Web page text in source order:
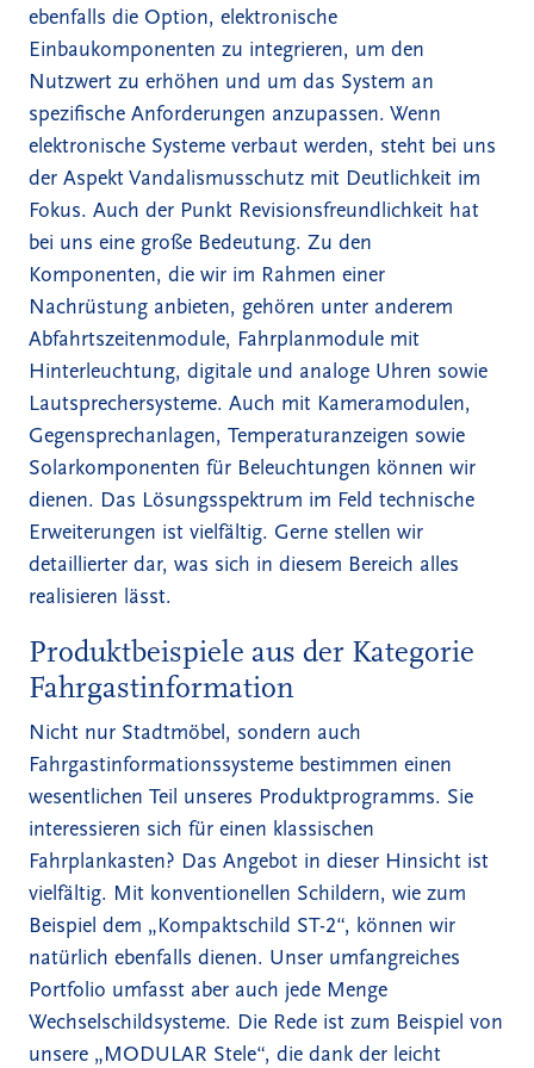
ebenfalls die Option, elektronische
Einbaukomponenten zu integrieren, um den
Nutzwert zu erhöhen und um das System an
spezifische Anforderungen anzupassen. Wenn
elektronische Systeme verbaut werden, steht bei uns
der Aspekt Vandalismusschutz mit Deutlichkeit im
Fokus. Auch der Punkt Revisionsfreundlichkeit hat
bei uns eine große Bedeutung. Zu den
Komponenten, die wir im Rahmen einer
Nachrüstung anbieten, gehören unter anderem
Abfahrtszeitenmodule, Fahrplanmodule mit
Hinterleuchtung, digitale und analoge Uhren sowie
Lautsprechersysteme. Auch mit Kameramodulen,
Gegensprechanlagen, Temperaturanzeigen sowie
Solarkomponenten für Beleuchtungen können wir
dienen. Das Lösungsspektrum im Feld technische
Erweiterungen ist vielfältig. Gerne stellen wir
detaillierter dar, was sich in diesem Bereich alles
realisieren lässt.
Produktbeispiele aus der Kategorie
Fahrgastinformation
Nicht nur Stadtmöbel, sondern auch
Fahrgastinformationssysteme bestimmen einen
wesentlichen Teil unseres Produktprogramms. Sie
interessieren sich für einen klassischen
Fahrplankasten? Das Angebot in dieser Hinsicht ist
vielfältig. Mit konventionellen Schildern, wie zum
Beispiel dem „Kompaktschild ST-2“, können wir
natürlich ebenfalls dienen. Unser umfangreiches
Portfolio umfasst aber auch jede Menge
Wechselschildsysteme. Die Rede ist zum Beispiel von
unsere „MODULAR Stele“, die dank der leicht